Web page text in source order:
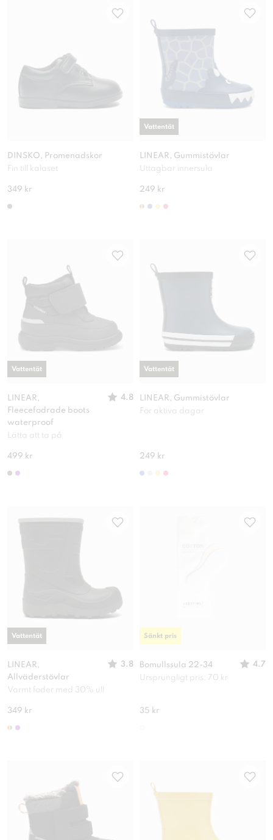
DINSKO, Promenadskor
Fin till kalaset
349 kr
LINEAR, Gummistövlar
Uttagbar innersula
249 kr
Vattentät
LINEAR,
Fleecefodrade boots
waterproof
4.8
Lätta att ta på
499 kr
Vattentät
LINEAR, Gummistövlar
För aktiva dagar
249 kr
Vattentät
LINEAR,
Allväderstövlar
3.8
Varmt foder med 30% ull
349 kr
Vattentät
Bomullssula 22-34
4.7
Ursprungligt pris: 70 kr
35 kr
Sänkt pris